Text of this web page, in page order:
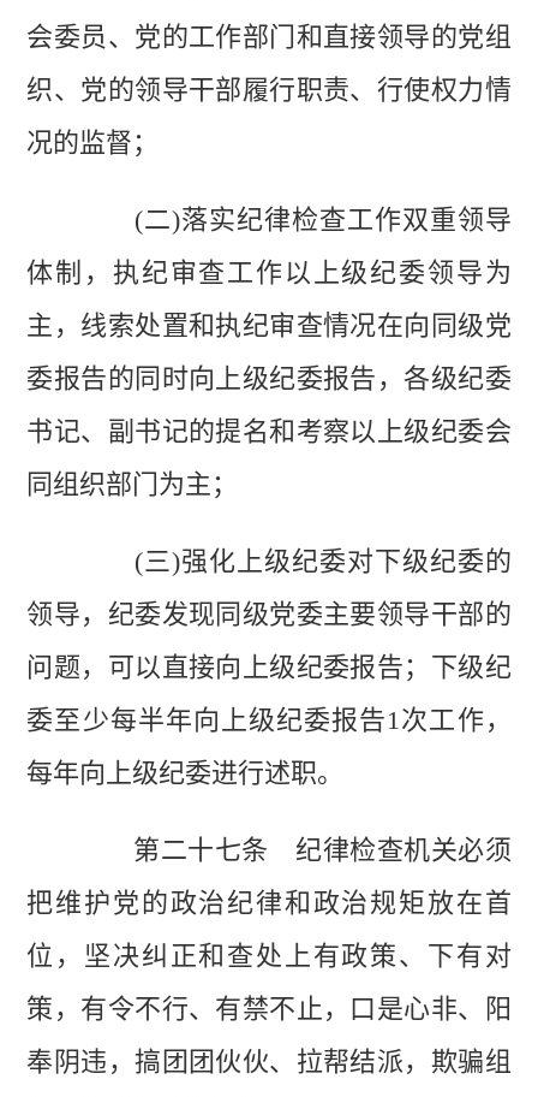
会委员、党的工作部门和直接领导的党组
织、党的领导干部履行职责、行使权力情
况的监督；
(二)落实纪律检查工作双重领导
体制，执纪审查工作以上级纪委领导为
主，线索处置和执纪审查情况在向同级党
委报告的同时向上级纪委报告，各级纪委
书记、副书记的提名和考察以上级纪委会
同组织部门为主；
(三)强化上级纪委对下级纪委的
领导，纪委发现同级党委主要领导干部的
问题，可以直接向上级纪委报告；下级纪
委至少每半年向上级纪委报告1次工作，
每年向上级纪委进行述职。
第二十七条 纪律检查机关必须
把维护党的政治纪律和政治规矩放在首
位，坚决纠正和查处上有政策、下有对
策，有令不行、有禁不止，口是心非、阳
奉阴违，搞团团伙伙、拉帮结派，欺骗组